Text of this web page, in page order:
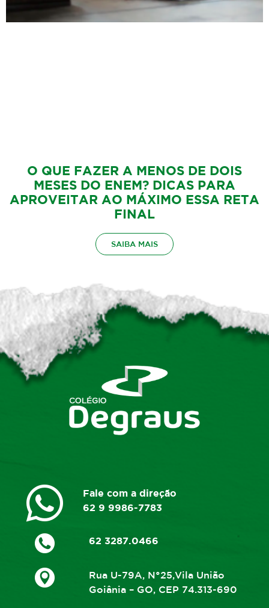
O QUE FAZER A MENOS DE DOIS
MESES DO ENEM? DICAS PARA
APROVEITAR AO MÁXIMO ESSA RETA
FINAL
SAIBA MAIS
Fale com a direção
62 9 9986-7783
62 3287.0466
Rua U-79A, N°25,Vila União
Goiânia – GO, CEP 74.313-690